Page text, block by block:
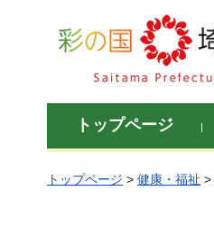
彩の国 埼玉県
トップページ
トップページ > 健康・福祉 >